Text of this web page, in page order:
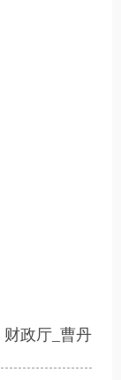
财政厅_曹丹